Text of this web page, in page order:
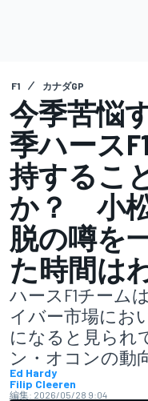
F1 カナダGP
今季苦悩
季ハース
持するこ
か？ 小
脱の噂を
た時間は
ハースF1チーム
イバー市場にお
になると見られ
ン・オコンの動
Ed Hardy
Filip Cleeren
編集: 2026/05/28 9:04